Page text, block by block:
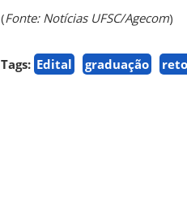
(Fonte: Notícias UFSC/Agecom)
Tags: Edital graduação